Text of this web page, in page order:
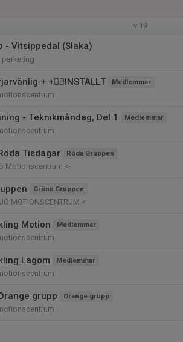
v.19
- Vitsippedal (Slaka)
parkering
+ +🚴‍♀️INSTÄLLT Medlemmar
- Teknikmåndag, Del 1 Medlemmar
Tisdagar Röda Gruppen
Motionscentrum <-
Gröna Gruppen
MOTIONSCENTRUM <
Motion Medlemmar
Lagom Medlemmar
grupp Orange grupp